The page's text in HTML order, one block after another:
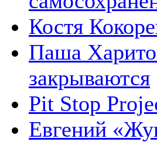
Костя
Паша
закрываются
Pit Stop
Евгений